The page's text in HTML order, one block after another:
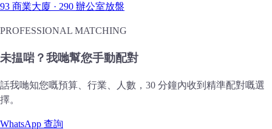
93 商業大廈 · 290 辦公室放盤
PROFESSIONAL MATCHING
未揾啱？我哋幫您手動配對
話我哋知您嘅預算、行業、人數，30 分鐘內收到精準配對嘅選
擇。
WhatsApp 查詢